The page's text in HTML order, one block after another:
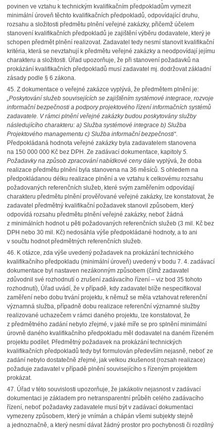
povinen ve vztahu k technickým kvalifikačním předpokladům vymezit
minimální úroveň těchto kvalifikačních předpokladů, odpovídající druhu,
rozsahu a složitosti předmětu plnění veřejné zakázky, přičemž účelem
stanovení kvalifikačních předpokladů je zajištění výběru dodavatele, který je
schopen předmět plnění realizovat. Zadavatel tedy nesmí stanovit kvalifikační
kritéria, která se nevztahují k předmětu veřejné zakázky a neodpovídají jejímu
charakteru a složitosti. Úřad upozorňuje, že při stanovení požadavků na
prokázání kvalifikačních předpokladů musí zadavatel mj. dodržovat základní
zásady podle § 6 zákona.
45. Z dokumentace o veřejné zakázce vyplývá, že předmětem plnění je:
„Poskytování služeb souvisejících se zajištěním systémové integrace, rozvoje
informační bezpečnosti a podpory projektového řízení informačních systémů
zadavatele. V rámci plnění veřejné zakázky budou poskytovány služby
následujícího charakteru: a) Služba systémové integrace b) Služba
Projektového managementu c) Služba informační bezpečnosti“.
Předpokládaná hodnota veřejné zakázky byla zadavatelem stanovena
na 150 000 000 Kč bez DPH. Ze zadávací dokumentace, kapitoly 5.
Požadavky na způsob zpracování nabídkové cenydále vyplývá, že doba
realizace předmětu plnění byla stanovena na 36 měsíců. S ohledem na
předpokládanou délku realizace plnění a ve vztahu k celkovému rozsahu
požadovaných referenčních služeb, které svým zaměřením odpovídají
charakteru předmětu plnění prověřované veřejné zakázky, lze konstatovat, že
zadavatel předmětný kvalifikační požadavek stanovil způsobem, který
odpovídá rozsahu předmětu plnění veřejné zakázky, neboť žádná
z minimálních hodnot u pěti požadovaných referenčních služeb (3 mil. Kč bez
DPH nebo 30 mil. Kč) nedosáhla výše předpokládané hodnoty, a to ani
v součtu hodnot předmětných referenčních služeb.
46. K otázce, zda výše uvedený požadavek na prokázání technického
kvalifikačního předpokladu (minimální úroveň) uvedený v bodu 7. 4. zadávací
dokumentace byl nastaven nezákonným způsobem (čímž zadavatel
zdůvodnil své rozhodnutí o zrušení zadávacího řízení – viz bod 35 tohoto
rozhodnutí), Úřad uvádí, že v případě, kdy zadavatel blíže nespecifikoval
zaměření nebo dobu trvání projektu, k němuž se měla vztahovat referenční
významná služba, případně dobu realizace referenční významné služby
realizované uchazečem v rámci daného projektu, lze konstatovat, že
z předmětného zadání nebylo zřejmé, v jaké míře se pro splnění minimální
úrovně daného kvalifikačního předpokladu měl dodavatel na daném řízeném
projektu podílet. Předmětný požadavek na prokázání technických
kvalifikačních předpokladů tedy byl formulován především nejasně, neboť ze
zadání nebylo dostatečně zřejmé, jak velkou zkušenost (rozsah realizace)
požaduje zadavatel v případě plnění souvisejícího s řízeným projektem
prokázat.
47. Úřad v této souvislosti upozorňuje, že jakákoliv nejasnost v zadávací
dokumentaci je základem pro netransparentní průběh celého zadávacího
řízení, neboť požadavky zadavatele musí být v zadávací dokumentaci
vymezeny způsobem, který je vnímán a chápán všemi subjekty stejně
a jednoznačně, a který nesmí dávat žádný prostor pro pochybnosti či rozdílný